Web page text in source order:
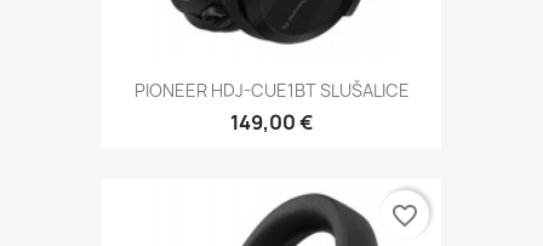
PIONEER HDJ-CUE1BT SLUŠALICE
149,00 €
favorite_border